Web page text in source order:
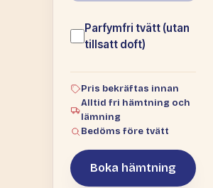
Parfymfri tvätt (utan
tillsatt doft)
Pris bekräftas innan
Alltid fri hämtning och
lämning
Bedöms före tvätt
Boka hämtning